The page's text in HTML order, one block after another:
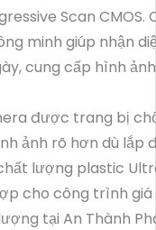
Scan CMOS.
minh giúp nhận
cung cấp hình
được trang bị
ảnh rõ hơn dù lắp
lượng plastic
cho công trình giá
tại An Thành